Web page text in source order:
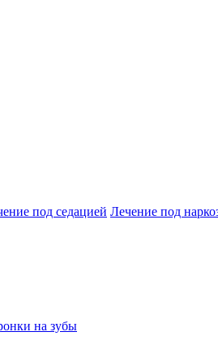
под седацией Лечение под
на зубы